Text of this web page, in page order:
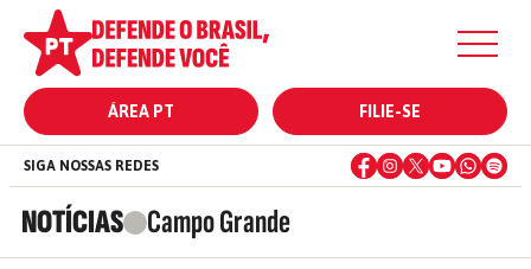
ÁREA PT FILIE-SE
NOTÍCIAS Campo Grande
SIGA NOSSAS REDES